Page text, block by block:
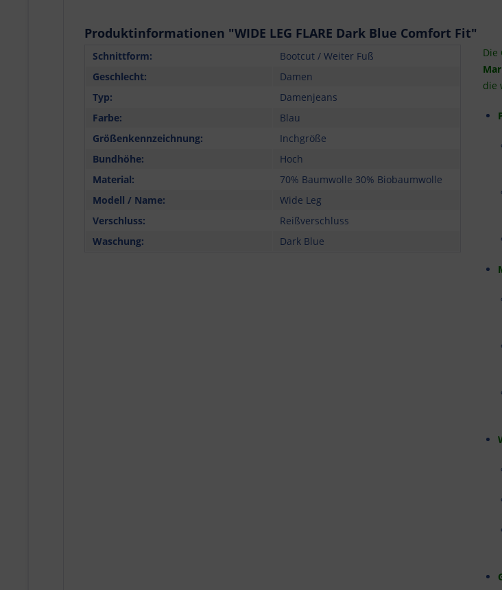
Produktinformationen "WIDE LEG FLARE Dark Blue Comfort Fit"
Die
die
Schnittform:
Bootcut / Weiter Fuß
Geschlecht:
Damen
Typ:
Damenjeans
Farbe:
Blau
Größenkennzeichnung:
Inchgröße
Bundhöhe:
Hoch
Material:
70% Baumwolle 30% Biobaumwolle
Modell / Name:
Wide Leg
Verschluss:
Reißverschluss
Waschung:
Dark Blue